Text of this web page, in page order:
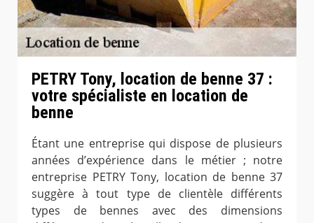
PETRY Tony, location de benne 37 :
votre spécialiste en location de
benne
Étant une entreprise qui dispose de plusieurs
années d’expérience dans le métier ; notre
entreprise PETRY Tony, location de benne 37
suggère à tout type de clientèle différents
types de bennes avec des dimensions